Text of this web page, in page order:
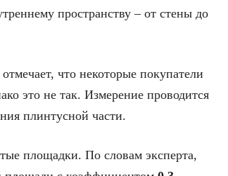
пространству – от стены до
что некоторые покупатели
это не так. Измерение проводится
плинтусной части.
площадки. По словам эксперта,